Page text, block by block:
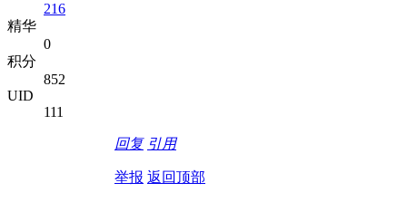
216
精华
0
积分
852
UID
111
回复 引用
举报 返回顶部